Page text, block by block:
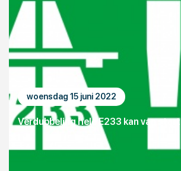
woensdag 15 juni 2022
Verdubbeling hele E233 kan van start